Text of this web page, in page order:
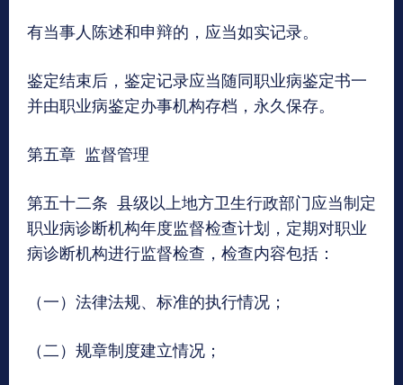
有当事人陈述和申辩的，应当如实记录。
鉴定结束后，鉴定记录应当随同职业病鉴定书一
并由职业病鉴定办事机构存档，永久保存。
第五章 监督管理
第五十二条 县级以上地方卫生行政部门应当制定
职业病诊断机构年度监督检查计划，定期对职业
病诊断机构进行监督检查，检查内容包括：
（一）法律法规、标准的执行情况；
（二）规章制度建立情况；